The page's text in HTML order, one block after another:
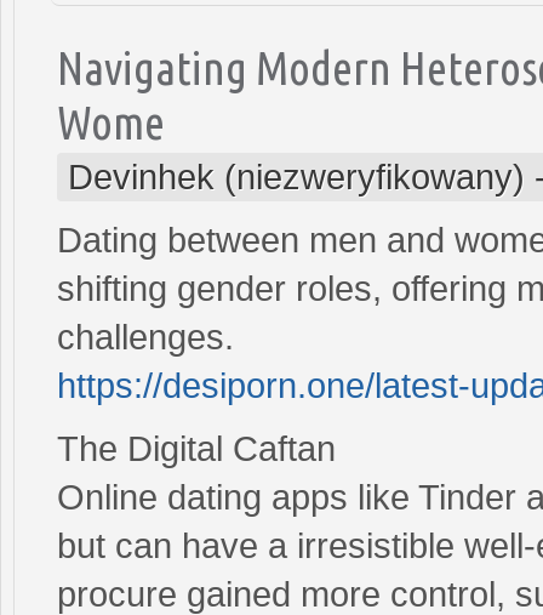
Navigating Modern
Wome
Devinhek (niezweryfikowany)
Dating between men and
shifting gender roles, offering
challenges.
https://desiporn.one/latest-
The Digital Caftan
Online dating apps like Tinder
but can have a irresistible
procure gained more control,